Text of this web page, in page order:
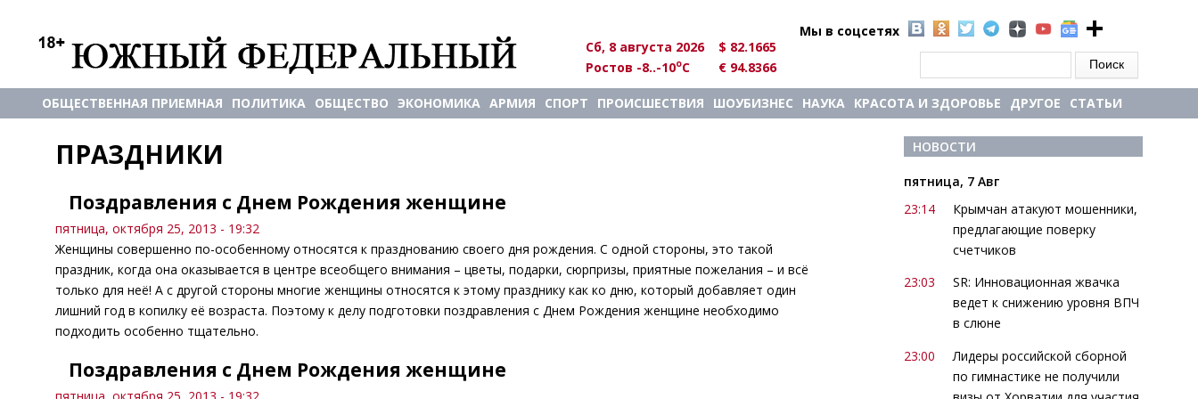
Мы в соцсетях
Сб, 8 августа 2026
$ 82.1665
Ростов -8..-10oC € 94.8366
ОБЩЕСТВЕННАЯ ПРИЕМНАЯ ПОЛИТИКА ОБЩЕСТВО ЭКОНОМИКА АРМИЯ СПОРТ ПРОИСШЕСТВИЯ ШОУБИЗНЕС НАУКА КРАСОТА И ЗДОРОВЬЕ ДРУГОЕ СТАТЬИ
ПРАЗДНИКИ
Поздравления с Днем Рождения женщине
пятница, октября 25, 2013 - 19:32
Женщины совершенно по-особенному относятся к празднованию своего дня рождения. С одной стороны, это такой
праздник, когда она оказывается в центре всеобщего внимания – цветы, подарки, сюрпризы, приятные пожелания – и всё
только для неё! А с другой стороны многие женщины относятся к этому празднику как ко дню, который добавляет один
лишний год в копилку её возраста. Поэтому к делу подготовки поздравления с Днем Рождения женщине необходимо
подходить особенно тщательно.
Поздравления с Днем Рождения женщине
НОВОСТИ
пятница, 7 Авг
23:14
Крымчан атакуют мошенники,
предлагающие поверку
счетчиков
23:03
SR: Инновационная жвачка
ведет к снижению уровня ВПЧ
в слюне
23:00
Лидеры российской сборной
по гимнастике не получили